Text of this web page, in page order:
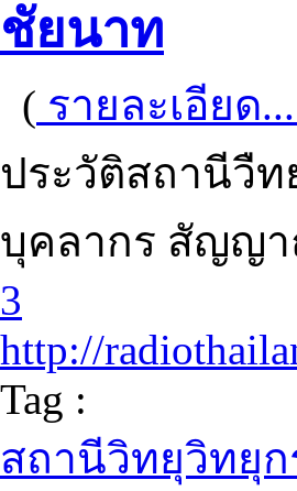
ชัยนาท
( รายละเอียด...
ประวัติสถานีวืท
บุคลากร สัญญ
3
http://
Tag :
สถานีวิทยุวิทยุก